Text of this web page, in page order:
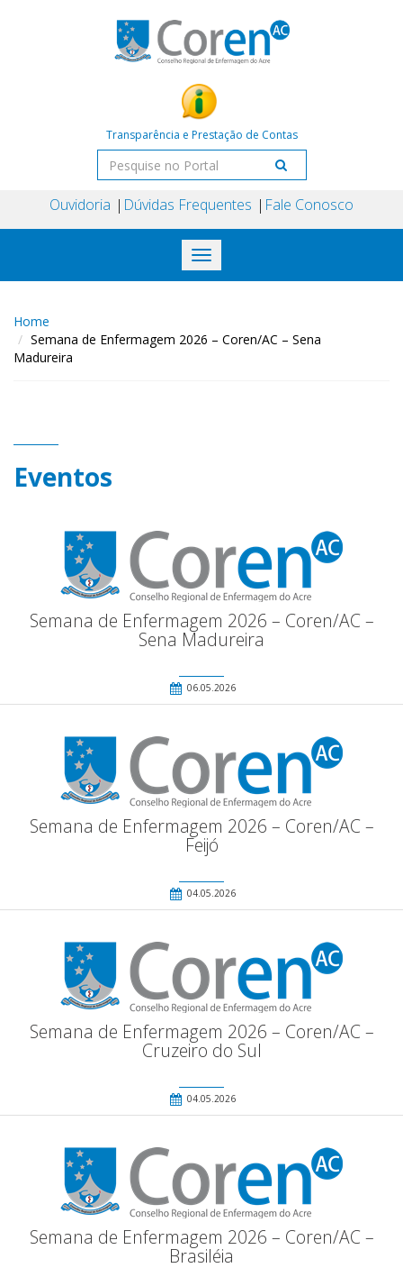
Transparência e Prestação de Contas
Ouvidoria Dúvidas Frequentes Fale Conosco
Toggle
navigation
Home
Semana de Enfermagem 2026 – Coren/AC – Sena
Madureira
Eventos
Semana de Enfermagem 2026 – Coren/AC –
Sena Madureira
06.05.2026
Semana de Enfermagem 2026 – Coren/AC –
Feijó
04.05.2026
Semana de Enfermagem 2026 – Coren/AC –
Cruzeiro do Sul
04.05.2026
Semana de Enfermagem 2026 – Coren/AC –
Brasiléia